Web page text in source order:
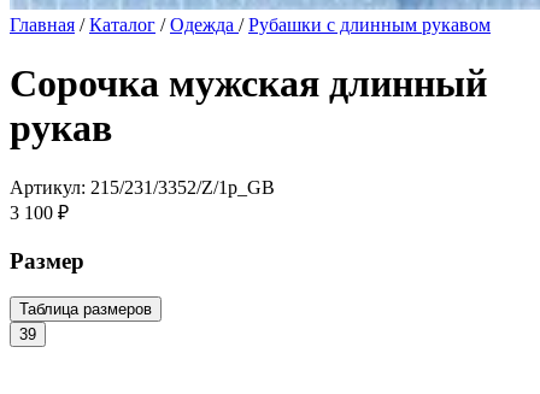
Главная / Каталог / Одежда / Рубашки с длинным рукавом
Сорочка мужская длинный
рукав
Артикул: 215/231/3352/Z/1p_GB
3 100 ₽
Размер
Таблица размеров
39